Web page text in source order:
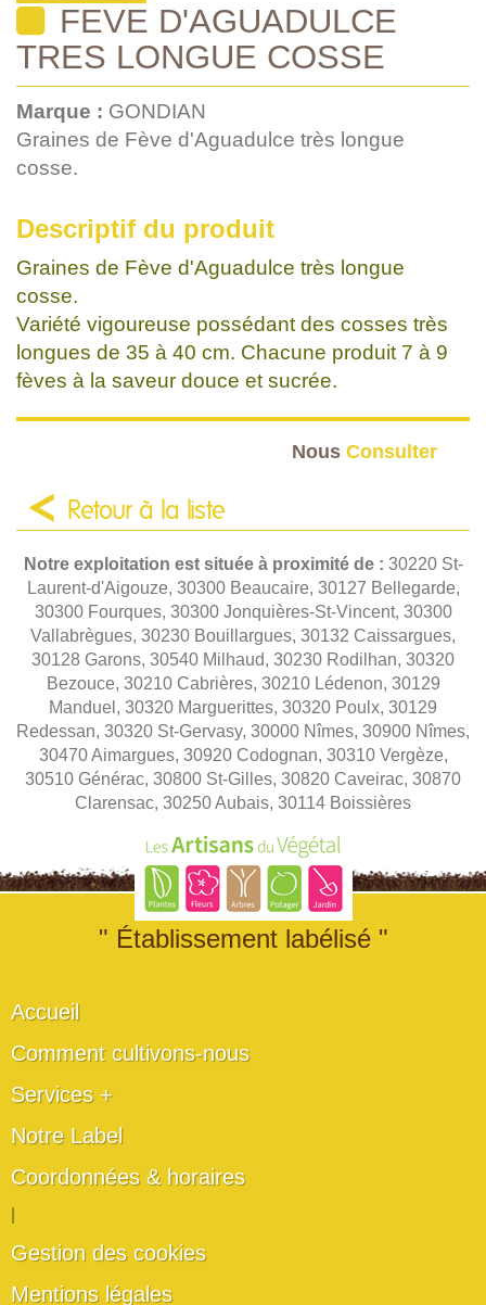
FEVE D'AGUADULCE
TRES LONGUE COSSE
Marque : GONDIAN
Graines de Fève d'Aguadulce très longue
cosse.
Descriptif du produit
Graines de Fève d'Aguadulce très longue
cosse.
Variété vigoureuse possédant des cosses très
longues de 35 à 40 cm. Chacune produit 7 à 9
fèves à la saveur douce et sucrée.
Nous Consulter
Retour à la liste
Notre exploitation est située à proximité de : 30220 St-
Laurent-d'Aigouze, 30300 Beaucaire, 30127 Bellegarde,
30300 Fourques, 30300 Jonquières-St-Vincent, 30300
Vallabrègues, 30230 Bouillargues, 30132 Caissargues,
30128 Garons, 30540 Milhaud, 30230 Rodilhan, 30320
Bezouce, 30210 Cabrières, 30210 Lédenon, 30129
Manduel, 30320 Marguerittes, 30320 Poulx, 30129
Redessan, 30320 St-Gervasy, 30000 Nîmes, 30900 Nîmes,
30470 Aimargues, 30920 Codognan, 30310 Vergèze,
30510 Générac, 30800 St-Gilles, 30820 Caveirac, 30870
Clarensac, 30250 Aubais, 30114 Boissières
" Établissement labélisé "
Accueil
Comment cultivons-nous
Services +
Notre Label
Coordonnées & horaires
Gestion des cookies
Mentions légales